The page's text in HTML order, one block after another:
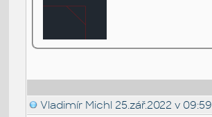
Vladimír Michl 25.zář.2022 v 09:59